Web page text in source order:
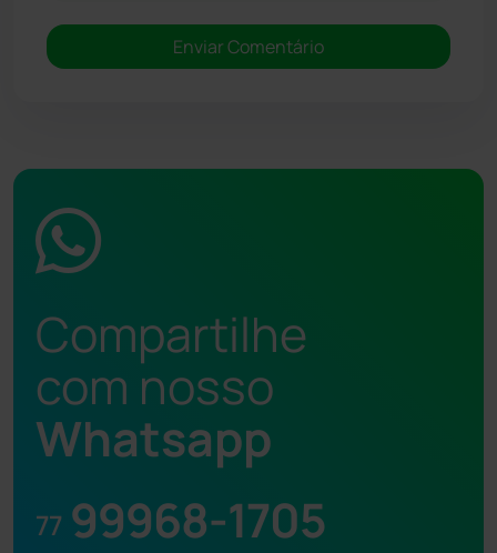
Compartilhe
com nosso
Whatsapp
77 99968-1705